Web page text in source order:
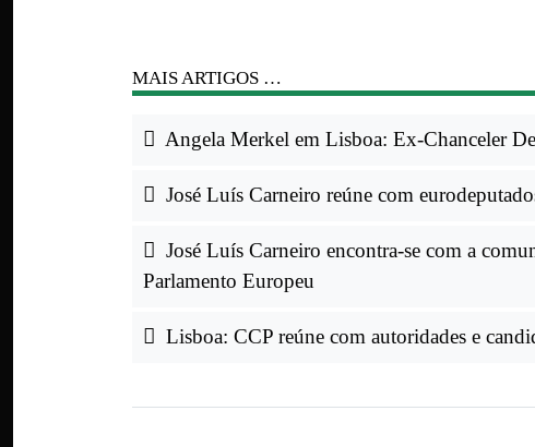
MAIS ARTIGOS …
Angela Merkel em Lisboa: Ex-Chanceler
José Luís Carneiro reúne com
José Luís Carneiro encontra-se com a
Parlamento Europeu
Lisboa: CCP reúne com autoridades e